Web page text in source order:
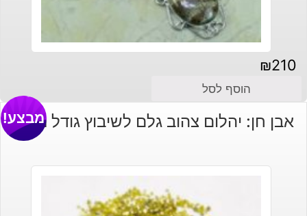
₪210
הוסף לסל
אבן חן: יהלום צהוב גלם לשיבוץ גודל מזערי
מבצע!